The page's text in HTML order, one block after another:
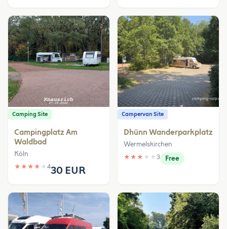
Camping Site
Campingplatz Am
Waldbad
Köln
★ ★ ★ ★ ★ 430 EUR
Campervan Site
Dhünn Wanderparkplatz
Wermelskirchen
★ ★ ★ ★ ★ 3 Free